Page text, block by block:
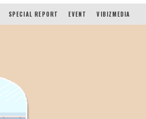
SPECIAL REPORT EVENT VIBIZMEDIA